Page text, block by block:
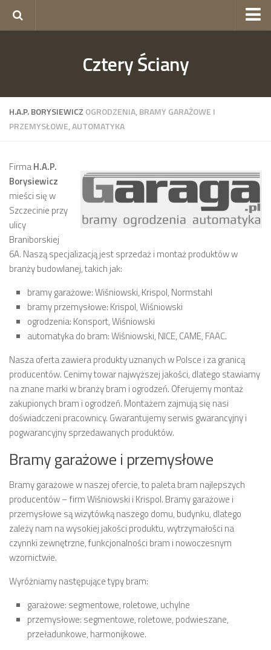
ogrodzenia Szczecin
Cztery Ściany
H.A.P. BORYSIEWICZ OGRODZENIA, BRAMY GARAŻOWE I
PRZEMYSŁOWE, AUTOMATYKA
FirmaH.A.P.
Borysiewicz
mieści się w
Szczecinie przy
ulicy
Braniborskiej
6A. Naszą specjalizacją jest sprzedaż i montaż produktów w
branży budowlanej, takich jak:
bramy garażowe: Wiśniowski, Krispol, Normstahl
bramy przemysłowe: Krispol, Wiśniowski
ogrodzenia: Konsport, Wiśniowski
automatyka do bram: Wiśniowski, NICE, CAME, FAAC.
Nasza oferta zawiera produkty uznanych w Polsce i za granicą
producentów. Cenimy towar najwyższej jakości, dlatego stawiamy
na znane marki w branży bram i ogrodzeń. Oferujemy montaż
zakupionych bram i ogrodzeń. Montażem zajmują się nasi
doświadczeni pracownicy. Gwarantujemy serwis gwarancyjny i
pogwarancyjny sprzedawanych produktów.
Bramy garażowe i przemysłowe
Bramy garażowe w naszej ofercie, to paleta bram najlepszych
producentów – firm Wiśniowski i Krispol. Bramy garażowe i
przemysłowe są wizytówką naszego domu, budynku, dlatego
zależy nam na wysokiej jakości produktu, wytrzymałości na
czynnki zewnętrzne, funkcjonalności bram i nowoczesnym
wzornictwie.
Wyróżniamy następujące typy bram:
garażowe: segmentowe, roletowe, uchylne
przemysłowe: segmentowe, roletowe, podwieszane,
przeładunkowe, harmonijkowe.